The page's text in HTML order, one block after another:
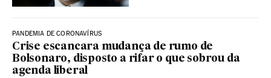
PANDEMIA DE CORONAVÍRUS
Crise escancara mudança de rumo de
Bolsonaro, disposto a rifar o que sobrou da
agenda liberal